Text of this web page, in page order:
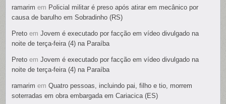
ramarim em Policial militar é preso após atirar em mecânico por
causa de barulho em Sobradinho (RS)
Preto emJovem é executado por facção em vídeo divulgado na
noite de terça-feira (4) na Paraíba
Preto emJovem é executado por facção em vídeo divulgado na
noite de terça-feira (4) na Paraíba
ramarim emQuatro pessoas, incluindo pai, filho e tio, morrem
soterradas em obra embargada em Cariacica (ES)